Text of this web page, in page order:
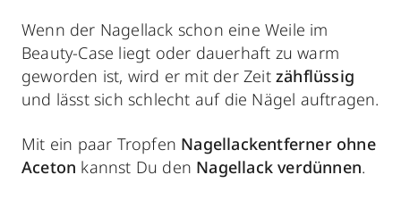
Wenn der Nagellack schon eine Weile im
Beauty-Case liegt oder dauerhaft zu warm
geworden ist, wird er mit der Zeit zähflüssig
und lässt sich schlecht auf die Nägel auftragen.
Mit ein paar Tropfen Nagellackentferner ohne
Aceton kannst Du den Nagellack verdünnen.